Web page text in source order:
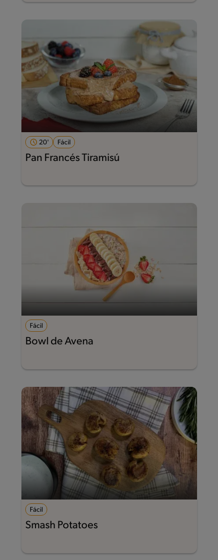
20' Fácil
Pan Francés Tiramisú
Fácil
Bowl de Avena
Fácil
Smash Potatoes